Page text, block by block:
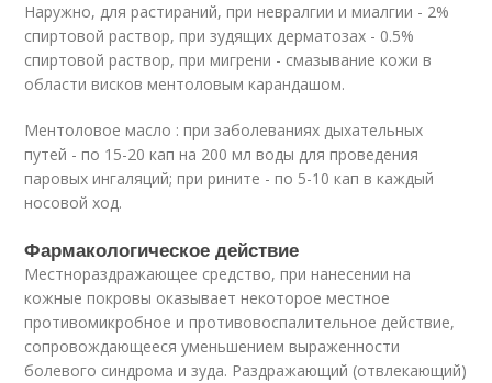
Наружно, для растираний, при невралгии и миалгии - 2%
спиртовой раствор, при зудящих дерматозах - 0.5%
спиртовой раствор, при мигрени - смазывание кожи в
области висков ментоловым карандашом.
Ментоловое масло : при заболеваниях дыхательных
путей - по 15-20 кап на 200 мл воды для проведения
паровых ингаляций; при рините - по 5-10 кап в каждый
носовой ход.
Фармакологическое действие
Местнораздражающее средство, при нанесении на
кожные покровы оказывает некоторое местное
противомикробное и противовоспалительное действие,
сопровождающееся уменьшением выраженности
болевого синдрома и зуда. Раздражающий (отвлекающий)